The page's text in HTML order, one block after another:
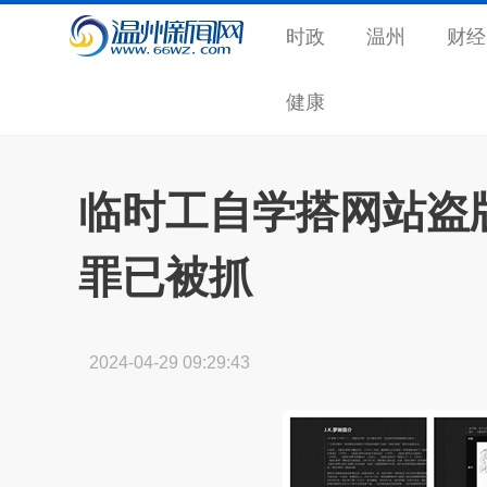
时政 温州 财经
健康
临时工自学搭网站
罪已被抓
2024-04-29 09:29:43